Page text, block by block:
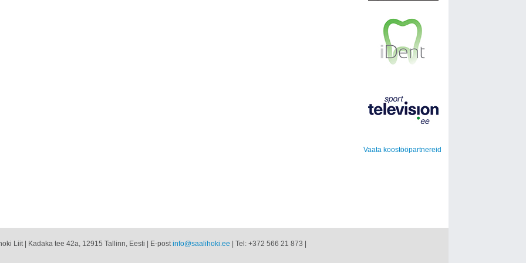
Vaata koostööpartnereid
Liit | Kadaka tee 42a, 12915 Tallinn, Eesti | E-postinfo@saalihoki.ee | Tel: +372 566 21 873 |